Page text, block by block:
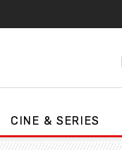
CINE & SERIES